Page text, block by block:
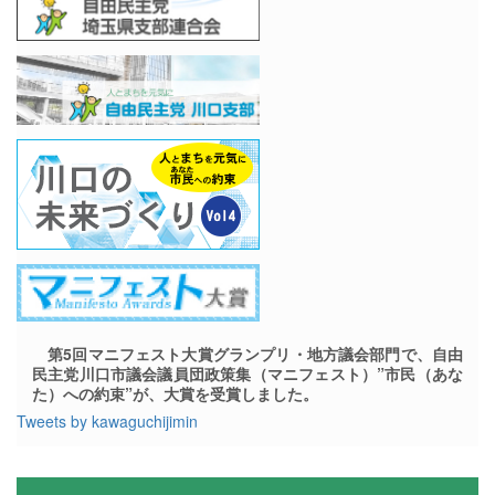
第5回マニフェスト大賞グランプリ・地方議会部門で、自由
民主党川口市議会議員団政策集（マニフェスト）”市民（あな
た）への約束”が、大賞を受賞しました。
Tweets by kawaguchijimin